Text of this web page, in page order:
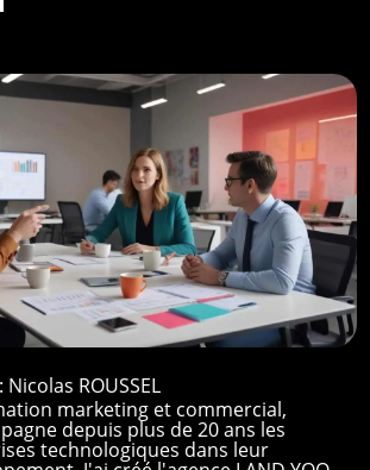
Nicolas ROUSSEL
marketing et commercial,
depuis plus de 20 ans les
technologiques dans leur